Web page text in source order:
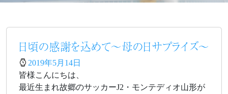
日頃の感謝を込めて～母の日サプライズ～
2019年5月14日
皆様こんにちは、
最近生まれ故郷のサッカーJ2・モンテディオ山形が